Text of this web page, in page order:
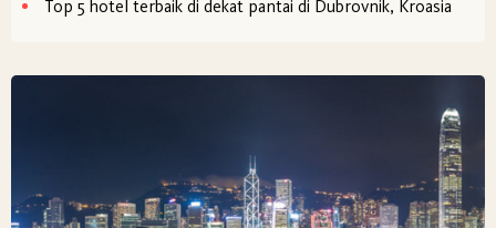
Top 5 hotel terbaik di dekat pantai di Dubrovnik, Kroasia